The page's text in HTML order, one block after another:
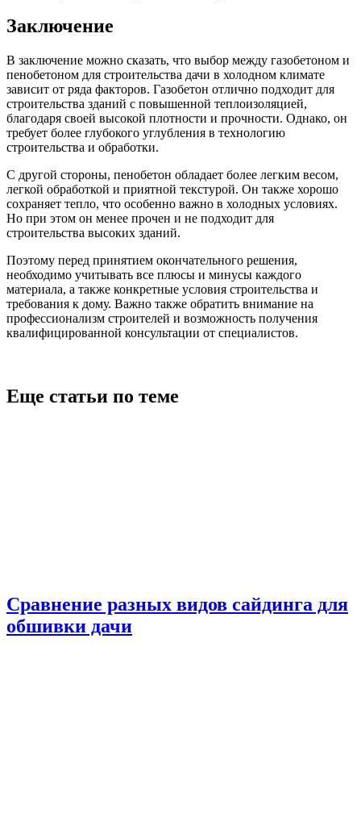
Заключение
В заключение можно сказать, что выбор между газобетоном и
пенобетоном для строительства дачи в холодном климате
зависит от ряда факторов. Газобетон отлично подходит для
строительства зданий с повышенной теплоизоляцией,
благодаря своей высокой плотности и прочности. Однако, он
требует более глубокого углубления в технологию
строительства и обработки.
С другой стороны, пенобетон обладает более легким весом,
легкой обработкой и приятной текстурой. Он также хорошо
сохраняет тепло, что особенно важно в холодных условиях.
Но при этом он менее прочен и не подходит для
строительства высоких зданий.
Поэтому перед принятием окончательного решения,
необходимо учитывать все плюсы и минусы каждого
материала, а также конкретные условия строительства и
требования к дому. Важно также обратить внимание на
профессионализм строителей и возможность получения
квалифицированной консультации от специалистов.
Еще статьи по теме
Сравнение разных видов сайдинга для
обшивки дачи